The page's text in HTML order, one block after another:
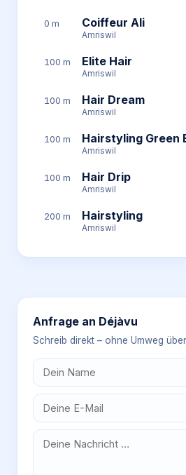
0 m Coiffeur Ali
Amriswil
100 m Elite Hair
Amriswil
100 m Hair Dream
Amriswil
100 m Hairstyling Green
Amriswil
100 m Hair Drip
Amriswil
200 m Hairstyling
Amriswil
Anfrage an Déjàvu
Schreib direkt – ohne Umweg